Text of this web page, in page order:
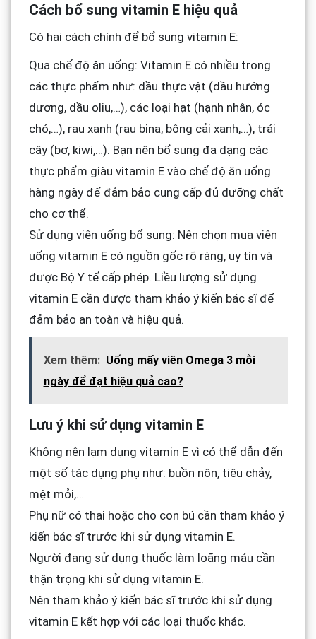
Cách bổ sung vitamin E hiệu quả
Có hai cách chính để bổ sung vitamin E:
Qua chế độ ăn uống: Vitamin E có nhiều trong
các thực phẩm như: dầu thực vật (dầu hướng
dương, dầu oliu,…), các loại hạt (hạnh nhân, óc
chó,…), rau xanh (rau bina, bông cải xanh,…), trái
cây (bơ, kiwi,…). Bạn nên bổ sung đa dạng các
thực phẩm giàu vitamin E vào chế độ ăn uống
hàng ngày để đảm bảo cung cấp đủ dưỡng chất
cho cơ thể.
Sử dụng viên uống bổ sung: Nên chọn mua viên
uống vitamin E có nguồn gốc rõ ràng, uy tín và
được Bộ Y tế cấp phép. Liều lượng sử dụng
vitamin E cần được tham khảo ý kiến bác sĩ để
đảm bảo an toàn và hiệu quả.
Xem thêm: Uống mấy viên Omega 3 mỗi
ngày để đạt hiệu quả cao?
Lưu ý khi sử dụng vitamin E
Không nên lạm dụng vitamin E vì có thể dẫn đến
một số tác dụng phụ như: buồn nôn, tiêu chảy,
mệt mỏi,…
Phụ nữ có thai hoặc cho con bú cần tham khảo ý
kiến bác sĩ trước khi sử dụng vitamin E.
Người đang sử dụng thuốc làm loãng máu cần
thận trọng khi sử dụng vitamin E.
Nên tham khảo ý kiến bác sĩ trước khi sử dụng
vitamin E kết hợp với các loại thuốc khác.